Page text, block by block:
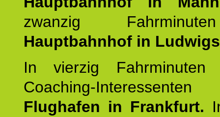
zwanzig
Hauptbahnhof in
In vierzig Fahrminuten
Coaching-
Flughafen in Frankfurt.